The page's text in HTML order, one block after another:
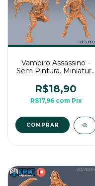
Vampiro Assassino -
Sem Pintura. Miniatura
Mesa
R$18,90
R$17,96 com Pix
COMPRAR